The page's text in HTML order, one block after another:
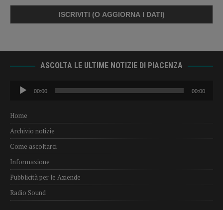
ASCOLTA LE ULTIME NOTIZIE DI PIACENZA
Audio
Player
00:00 00:00
Home
Archivio notizie
Come ascoltarci
Informazione
Pubblicità per le Aziende
Radio Sound